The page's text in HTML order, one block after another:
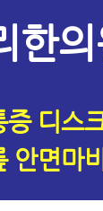
한
증 디스
안면마비